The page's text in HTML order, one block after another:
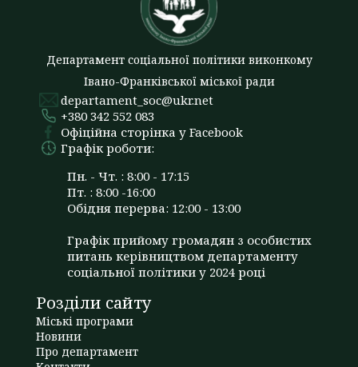
Департамент соціальної політики виконкому
Івано-Франківської міської ради
departament_soc@ukr.net
+380 342 552 083
Офіційна сторінка у Facebook
Графік роботи:
Пн. - Чт. : 8:00 - 17:15
Пт. : 8:00 -16:00
Обідня перерва: 12:00 - 13:00
Графік прийому громадян з особистих
питань керівництвом департаменту
соціальної політики у 2024 році
Розділи сайту
Міські програми
Новини
Про департамент